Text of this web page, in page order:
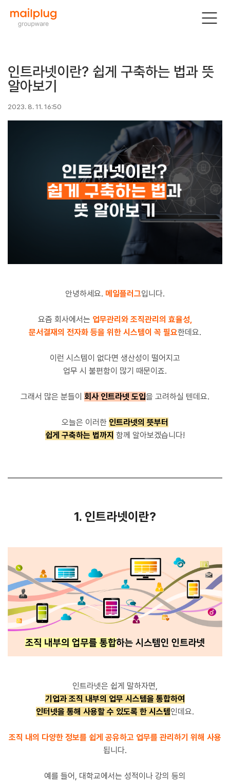
인트라넷이란? 쉽게 구축하는 법과 뜻
알아보기
2023. 8. 11. 16:50
안녕하세요. 메일플러그입니다.
요즘 회사에서는 업무관리와 조직관리의 효율성,
문서결재의 전자화 등을 위한 시스템이 꼭 필요한데요.
이런 시스템이 없다면 생산성이 떨어지고
업무 시 불편함이 많기 때문이죠.
그래서 많은 분들이 회사 인트라넷 도입을 고려하실 텐데요.
오늘은 이러한 인트라넷의 뜻부터
쉽게 구축하는 법까지 함께 알아보겠습니다!
1. 인트라넷이란?
인트라넷은 쉽게 말하자면,
기업과 조직 내부의 업무 시스템을 통합하여
인터넷을 통해 사용할 수 있도록 한 시스템인데요.
조직 내의 다양한 정보를 쉽게 공유하고 업무를 관리하기 위해 사용
됩니다.
예를 들어, 대학교에서는 성적이나 강의 등의